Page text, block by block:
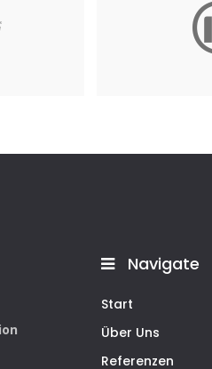
Navigate
Start
Über Uns
Referenzen